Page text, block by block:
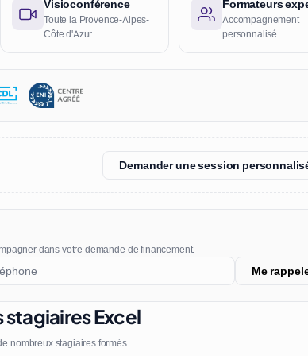
Visioconférence
Toute la Provence-Alpes-
Côte d'Azur
Formateurs
Accompagnement
personnalisé
Demander une session
dans votre demande de financement.
Me
stagiaires Excel
nombreux stagiaires formés